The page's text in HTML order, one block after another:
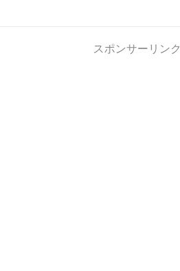
スポンサーリンク